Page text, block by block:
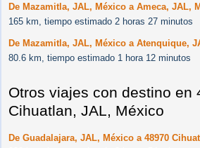
De Mazamitla, JAL, México a Ameca, JAL,
165 km, tiempo estimado 2 horas 27 minutos
De Mazamitla, JAL, México a Atenquique,
80.6 km, tiempo estimado 1 hora 12 minutos
Otros viajes con destino en
Cihuatlan, JAL, México
De Guadalajara, JAL, México a 48970